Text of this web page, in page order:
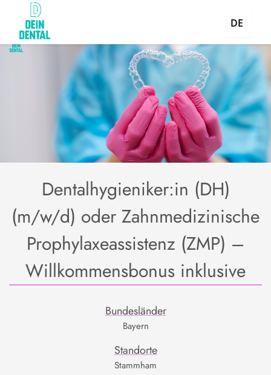
DE
Dentalhygieniker:in (DH)
(m/w/d) oder Zahnmedizinische
Prophylaxeassistenz (ZMP) –
Willkommensbonus inklusive
Bundesländer
Bayern
Standorte
Stammham